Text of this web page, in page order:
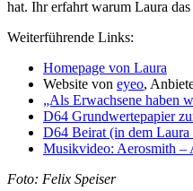
hat. Ihr erfahrt warum Laura
Weiterführende Links:
Homepage von Laura
Website von eyeo,
„Als Erwachsene haben
D64 Grundwertepapier
D64 Beirat (in dem Laura
Musikvideo: Aerosmith –
Foto: Felix Speiser